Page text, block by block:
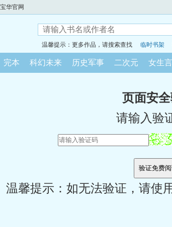
华官网
温馨提示：更多作品，请搜索查找 临时书架
完本 科幻未来 历史军事 二次元 女生
页面安
请输入验
温馨提示：如无法验证，请使